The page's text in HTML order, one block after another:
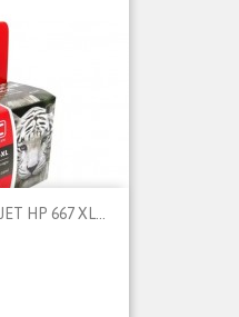
HP 667 XL...